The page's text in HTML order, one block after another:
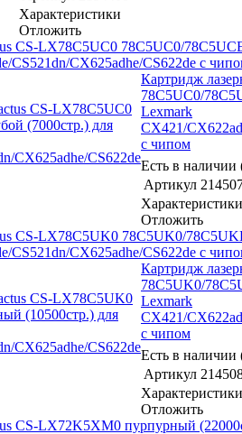
Характеристики
Отложить
CS-LX78C5UC0 78C5UC0/
CS521dn/CX625adhe/CS622de с
Картридж
78C5UC0/
Lexmark
CX421/
с чипом
Есть в наличии
Артикул
Характеристики
Отложить
CS-LX78C5UK0 78C5UK0/
CS521dn/CX625adhe/CS622de с
Картридж
78C5UK0/
Lexmark
CX421/
с чипом
Есть в наличии
Артикул
Характеристики
Отложить
CS-LX72K5XM0 пурпурный